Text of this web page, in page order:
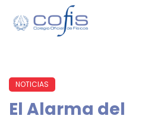
NOTICIAS
El Alarma del